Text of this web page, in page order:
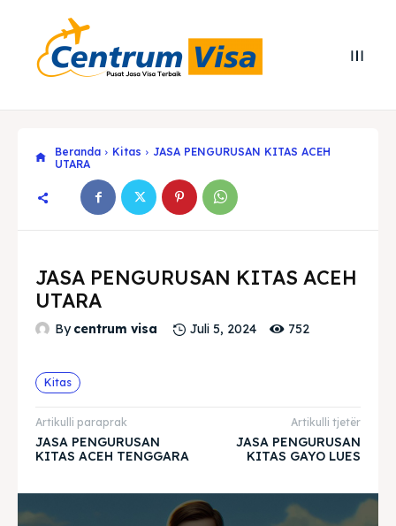
Search
Search
& Make a booking today
Home
Visa
& Make a booking today
Home
Visa
Beranda Kitas
JASA PENGURUSAN KITAS ACEH
UTARA
JASA PENGURUSAN KITAS ACEH
UTARA
By centrum visa Juli 5, 2024 752
Kitas
Artikulli paraprak
JASA PENGURUSAN
KITAS ACEH TENGGARA
Artikulli tjetër
JASA PENGURUSAN
KITAS GAYO LUES